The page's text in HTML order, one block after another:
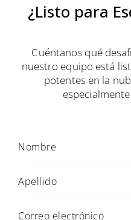
¿Listo para
Cuéntanos qué
nuestro equipo está
potentes en la